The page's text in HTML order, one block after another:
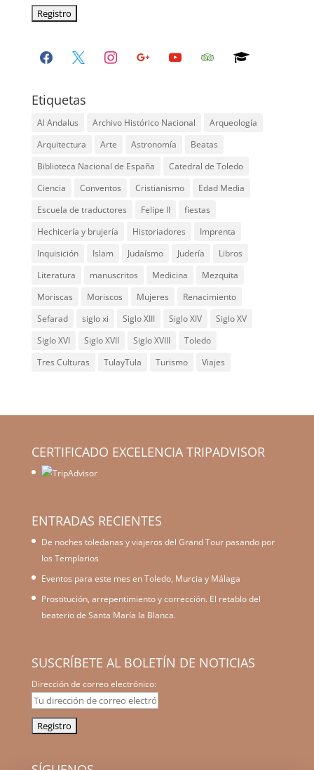
facebook instagramgoogle youtube tripadvisorgraduation-
Etiquetas
Al Andalus Archivo Histórico Nacional
Arqueología
Arquitectura
Arte Astronomía
Beatas
Biblioteca Nacional de España
Catedral de Toledo
Ciencia
Conventos Cristianismo
Edad Media
Escuela de traductores
Felipe II
fiestas
Hechicería y brujería
Historiadores
Imprenta
Inquisición
Islam Judaísmo Judería
Libros
Literatura
manuscritos Medicina
Mezquita
Moriscas
Moriscos Mujeres
Renacimiento
Sefarad
siglo xi Siglo XIII Siglo XIV
Siglo XV
Siglo XVI
Siglo XVII Siglo XVIII
Toledo
Tres Culturas
TulayTula Turismo Viajes
CERTIFICADO EXCELENCIA TRIPADVISOR
ENTRADAS RECIENTES
De noches toledanas y viajeros del Grand Tour pasando por
los Templarios
Eventos para este mes en Toledo, Murcia y Málaga
Prostitución, arrepentimiento y corrección. El retablo del
beaterio de Santa María la Blanca.
SUSCRÍBETE AL BOLETÍN DE NOTICIAS
Dirección de correo electrónico: